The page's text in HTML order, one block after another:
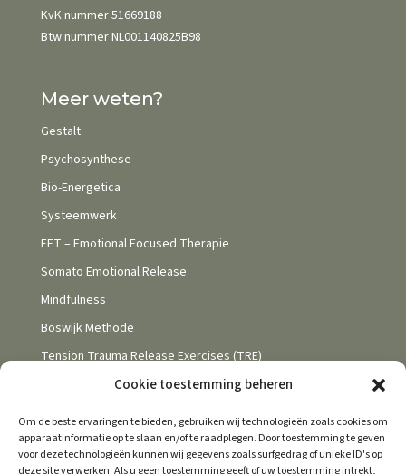
Cookie toestemming beheren
Om de beste ervaringen te bieden, gebruiken wij technologieën zoals cookies om
apparaatinformatie op te slaan en/of te raadplegen. Door toestemming te geven
voor deze technologieën kunnen wij gegevens zoals surfgedrag of unieke ID's op
deze site verwerken. Als u geen toestemming geeft of uw toestemming intrekt,
KvK nummer 51669188
Btw nummer NL001140825B98
Meer weten?
Gestalt
Psychosynthese
Bio-Energetica
Systeemwerk
EFT – Emotional Focused Therapie
Somato Emotional Release
Mindfulness
Boswijk Methode
Tension Trauma Release Exercises (TRE)